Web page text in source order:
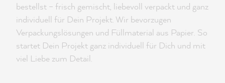
bestellst – frisch gemischt, liebevoll verpackt und ganz
individuell für Dein Projekt. Wir bevorzugen
Verpackungslösungen und Füllmaterial aus Papier. So
startet Dein Projekt ganz individuell für Dich und mit
viel Liebe zum Detail.